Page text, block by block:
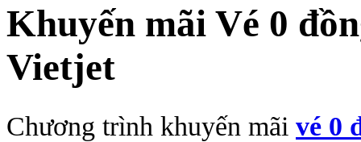
Khuyến mãi Vé 0
Vietjet
Chương trình khuyến mãi vé 0